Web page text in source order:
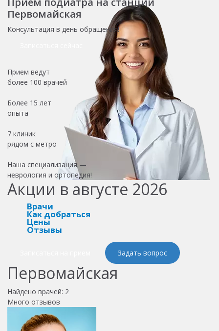
Первомайская
Консультация в день обращения!
Прием ведут
более 100 врачей
Более 15 лет
опыта
7 клиник
рядом с метро
Наша специализация —
неврология и ортопедия!
Акции в августе 2026
Врачи
Как добраться
Цены
Отзывы
Задать вопрос
Первомайская
Найдено врачей: 2
Много отзывов